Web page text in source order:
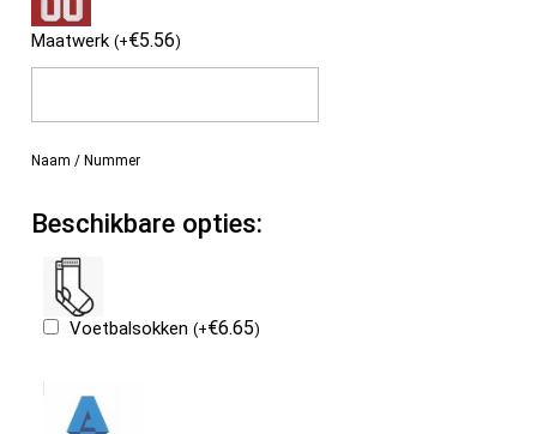
Maatwerk(+€5.56)
Naam / Nummer
Beschikbare opties:
Voetbalsokken(+€6.65)